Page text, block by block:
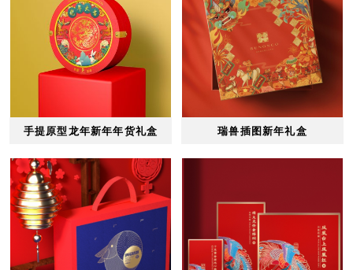
手提原型龙年新年年货礼盒 瑞兽插图新年礼盒